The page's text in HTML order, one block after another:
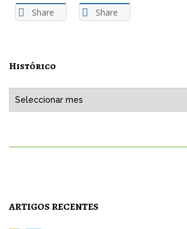
Share Share
Histórico
ARTIGOS RECENTES